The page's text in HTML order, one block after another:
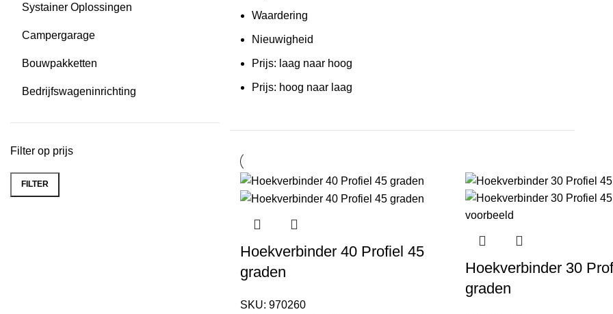
Systainer Oplossingen
Campergarage
Bouwpakketten
Bedrijfswageninrichting
Filter op prijs
Min.
Max.
FILTER
Waardering
Nieuwigheid
Prijs: laag naar hoog
Prijs: hoog naar laag
Hoekverbinder 40 Profiel 45
graden
SKU: 970260
Hoekverbinder 30
graden